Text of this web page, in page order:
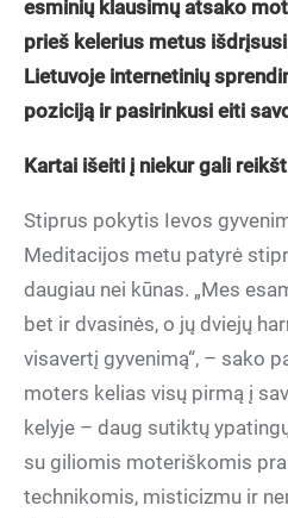
esminių klausimų atsako
prieš kelerius metus
Lietuvoje internetinių
poziciją ir pasirinkusi eiti
Kartai išeiti į niekur gali
Stiprus pokytis Ievos
Meditacijos metu patyrė
daugiau nei kūnas. „Mes
bet ir dvasinės, o jų dviejų
visavertį gyvenimą“, – sako
moters kelias visų pirmą į
kelyje – daug sutiktų
su giliomis moteriškomis
technikomis, misticizmu ir